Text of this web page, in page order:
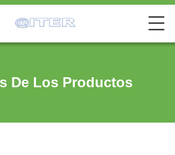
De Los Productos